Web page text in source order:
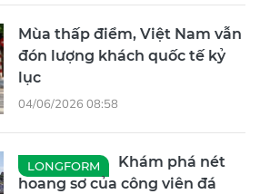
đón lượng khách quốc tế kỷ
lục
04/06/2026 08:58
hoang sơ của công viên đá
Ninh Thuận
27/05/2026 00:52